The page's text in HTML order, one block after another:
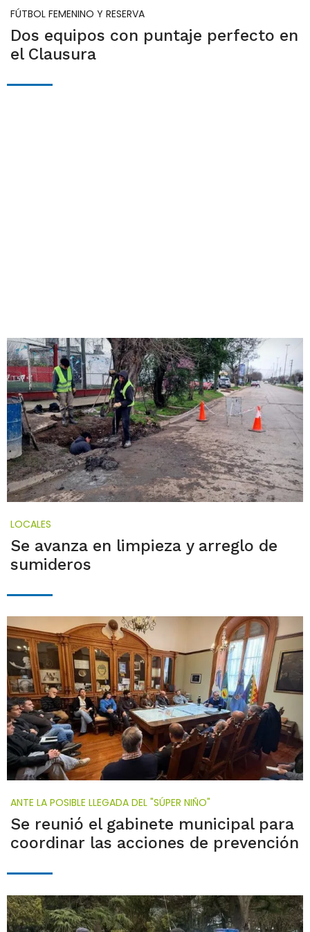
FÚTBOL FEMENINO Y RESERVA
Dos equipos con puntaje perfecto en
el Clausura
LOCALES
Se avanza en limpieza y arreglo de
sumideros
ANTE LA POSIBLE LLEGADA DEL "SÚPER NIÑO"
Se reunió el gabinete municipal para
coordinar las acciones de prevención